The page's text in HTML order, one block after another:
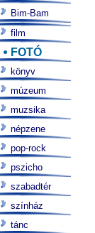
Bim-Bam
film
FOTÓ
könyv
múzeum
muzsika
népzene
pop-rock
pszicho
szabadtér
színház
tánc